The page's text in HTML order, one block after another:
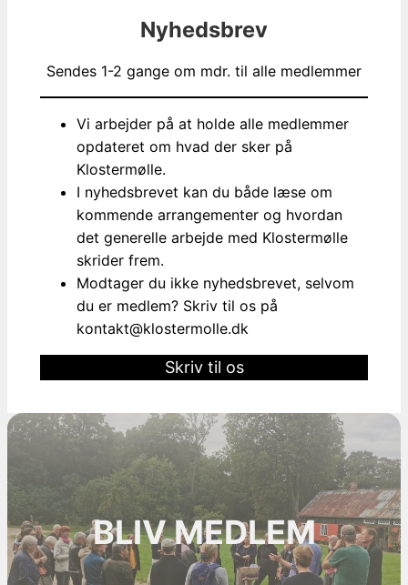
Nyhedsbrev
Sendes 1-2 gange om mdr. til alle medlemmer
Vi arbejder på at holde alle medlemmer
opdateret om hvad der sker på
Klostermølle.
I nyhedsbrevet kan du både læse om
kommende arrangementer og hvordan
det generelle arbejde med Klostermølle
skrider frem.
Modtager du ikke nyhedsbrevet, selvom
du er medlem? Skriv til os på
kontakt@klostermolle.dk
Skriv til os
BLIV MEDLEM